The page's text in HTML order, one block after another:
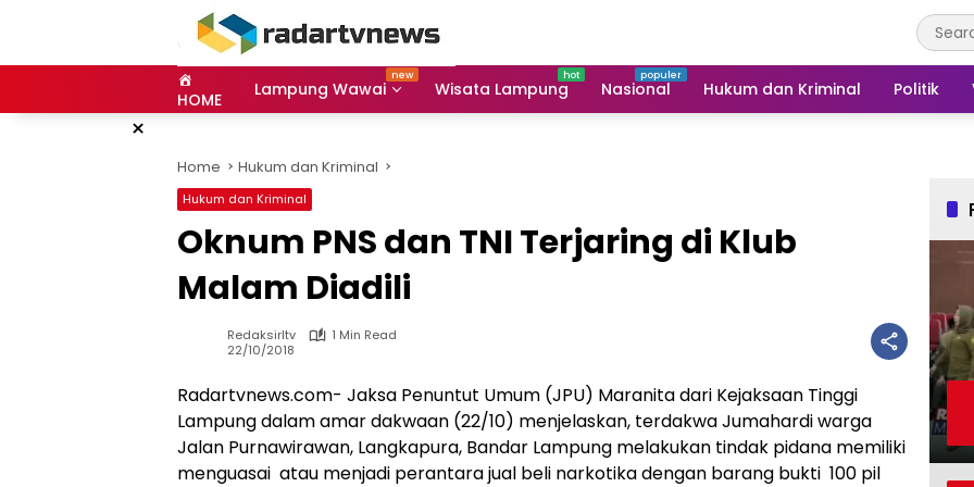
HOME Lampung Wawai Wisata Lampung Nasional Hukum dan Kriminal Politik
×
Home Hukum dan Kriminal
Hukum dan Kriminal
Oknum PNS dan TNI Terjaring di Klub
Malam Diadili
Redaksirltv
1 Min Read
22/10/2018
Radartvnews.com- Jaksa Penuntut Umum (JPU) Maranita dari Kejaksaan Tinggi
Lampung dalam amar dakwaan (22/10) menjelaskan, terdakwa Jumahardi warga
Jalan Purnawirawan, Langkapura, Bandar Lampung melakukan tindak pidana memiliki
menguasai atau menjadi perantara jual beli narkotika dengan barang bukti 100 pil